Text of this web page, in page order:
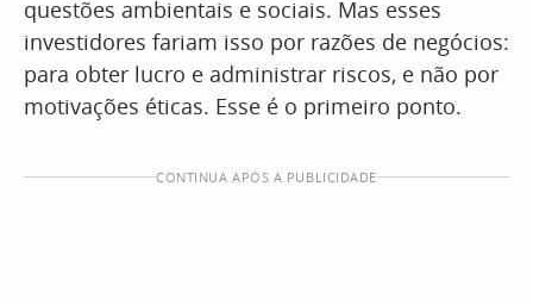
questões ambientais e sociais. Mas esses
investidores fariam isso por razões de negócios:
para obter lucro e administrar riscos, e não por
motivações éticas. Esse é o primeiro ponto.
CONTINUA APÓS A PUBLICIDADE